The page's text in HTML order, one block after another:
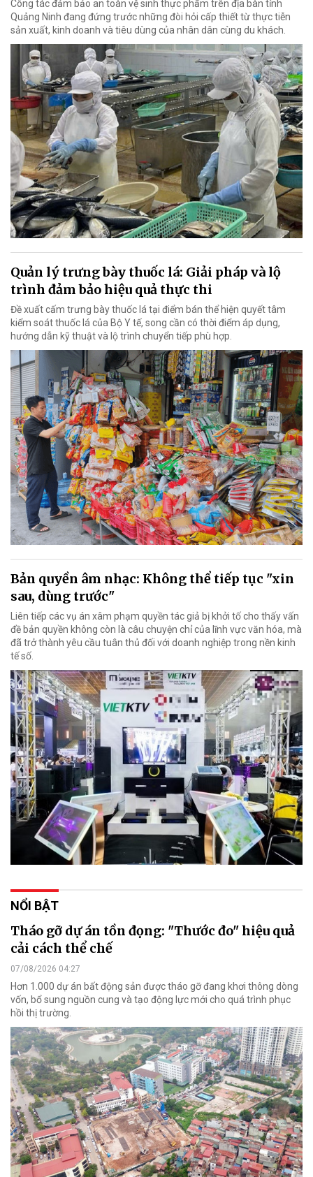
Công tác đảm bảo an toàn vệ sinh thực phẩm trên địa bàn tỉnh
Quảng Ninh đang đứng trước những đòi hỏi cấp thiết từ thực tiễn
sản xuất, kinh doanh và tiêu dùng của nhân dân cùng du khách.
Quản lý trưng bày thuốc lá: Giải pháp và lộ
trình đảm bảo hiệu quả thực thi
Đề xuất cấm trưng bày thuốc lá tại điểm bán thể hiện quyết tâm
kiểm soát thuốc lá của Bộ Y tế, song cần có thời điểm áp dụng,
hướng dẫn kỹ thuật và lộ trình chuyển tiếp phù hợp.
Bản quyền âm nhạc: Không thể tiếp tục "xin
sau, dùng trước"
Liên tiếp các vụ án xâm phạm quyền tác giả bị khởi tố cho thấy vấn
đề bản quyền không còn là câu chuyện chỉ của lĩnh vực văn hóa, mà
đã trở thành yêu cầu tuân thủ đối với doanh nghiệp trong nền kinh
tế số.
NỔI BẬT
Tháo gỡ dự án tồn đọng: "Thước đo" hiệu quả
cải cách thể chế
07/08/2026 04:27
Hơn 1.000 dự án bất động sản được tháo gỡ đang khơi thông dòng
vốn, bổ sung nguồn cung và tạo động lực mới cho quá trình phục
hồi thị trường.